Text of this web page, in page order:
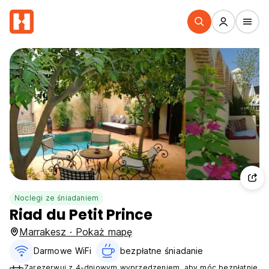
Noclegi ze śniadaniem
Riad du Petit Prince
Marrakesz · Pokaż mapę
Darmowe WiFi bezpłatne śniadanie‎